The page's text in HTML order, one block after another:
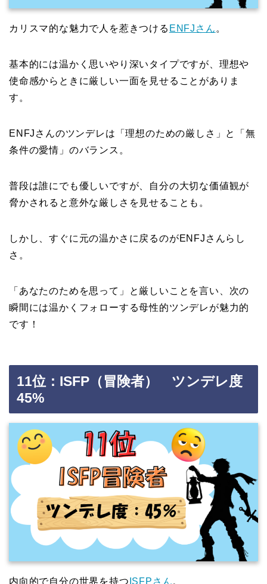
カリスマ的な魅力で人を惹きつける ENFJさん 。
基本的には温かく思いやり深いタイプですが、理想や
使命感からときに厳しい一面を見せることがありま
す。
ENFJさんのツンデレは「理想のための厳しさ」と「無
条件の愛情」のバランス。
普段は誰にでも優しいですが、自分の大切な価値観が
脅かされると意外な厳しさを見せることも。
しかし、すぐに元の温かさに戻るのがENFJさんらし
さ。
「あなたのためを思って」と厳しいことを言い、次の
瞬間には温かくフォローする母性的ツンデレが魅力的
です！
11位：ISFP（冒険者） ツンデレ度
45%
内向的で自分の世界を持つ ISFPさん。